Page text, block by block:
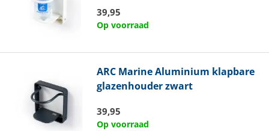
39,95
Op voorraad
ARC MarineAluminium klapbare
glazenhouder zwart
39,95
Op voorraad